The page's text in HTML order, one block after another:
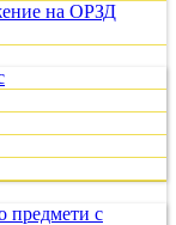
на ОРЗД
предмети с